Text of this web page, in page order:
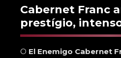
Cabernet Franc
prestígio,
O El Enemigo Cabernet